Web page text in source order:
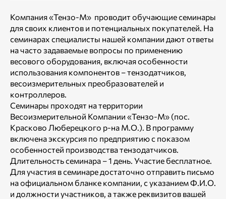
Компания «Тензо-М» проводит обучающие семинары
для своих клиентов и потенциальных покупателей. На
семинарах специалисты нашей компании дают ответы
на часто задаваемые вопросы по применению
весового оборудования, включая особенности
использования компонентов – тензодатчиков,
весоизмерительных преобразователей и
контроллеров.
Семинары проходят на территории
Весоизмерительной Компании «Тензо-М» (пос.
Красково Люберецкого р-на М.О.). В программу
включена экскурсия по предприятию с показом
особенностей производства тензодатчиков.
Длительность семинара – 1 день. Участие бесплатное.
Для участия в семинаре достаточно отправить письмо
на официальном бланке компании, с указанием Ф.И.О.
и должности участников, а также реквизитов вашей